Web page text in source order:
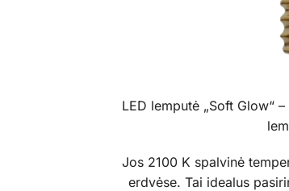
LED lemputė „Soft Glow“
Jos 2100 K spalvinė
erdvėse. Tai idealus